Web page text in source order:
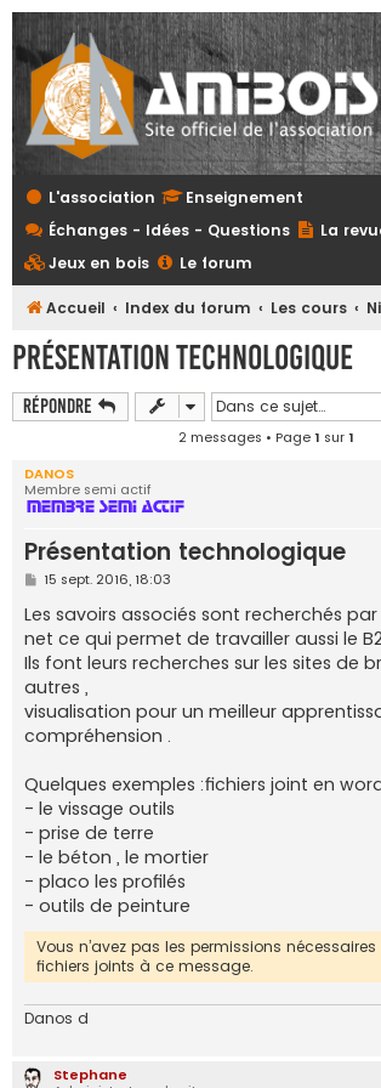
L'association
Enseignement
Échanges - Idées - Questions
La
Jeux en bois
Le forum
Accueil Index du forum Les cours
Présentation technologique
Répondre
2 messages • Page1 sur1
DANOS
Membre semi actif
Présentation technologique
M
s
s
a
g
e
15 sept. 2016, 18:03
Les savoirs associés sont recherchés par
net ce qui permet de travailler aussi le
Ils font leurs recherches sur les sites de
autres ,
visualisation pour un meilleur
compréhension .
Quelques exemples :fichiers joint en
- le vissage outils
- prise de terre
- le béton , le mortier
- placo les profilés
- outils de peinture
Vous n’avez pas les permissions
fichiers joints à ce message.
Danos d
Stephane